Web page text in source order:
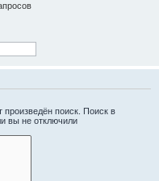
поиск. Поиск в
вы не отключили